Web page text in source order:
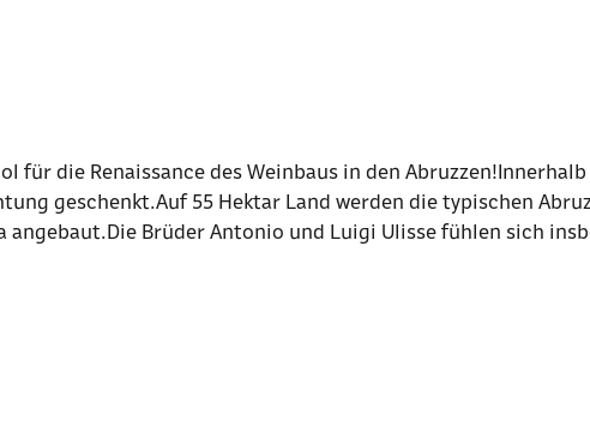
für die Renaissance des Weinbaus in den
geschenkt.Auf 55 Hektar Land werden die typischen
angebaut.Die Brüder Antonio und Luigi Ulisse fühlen sich